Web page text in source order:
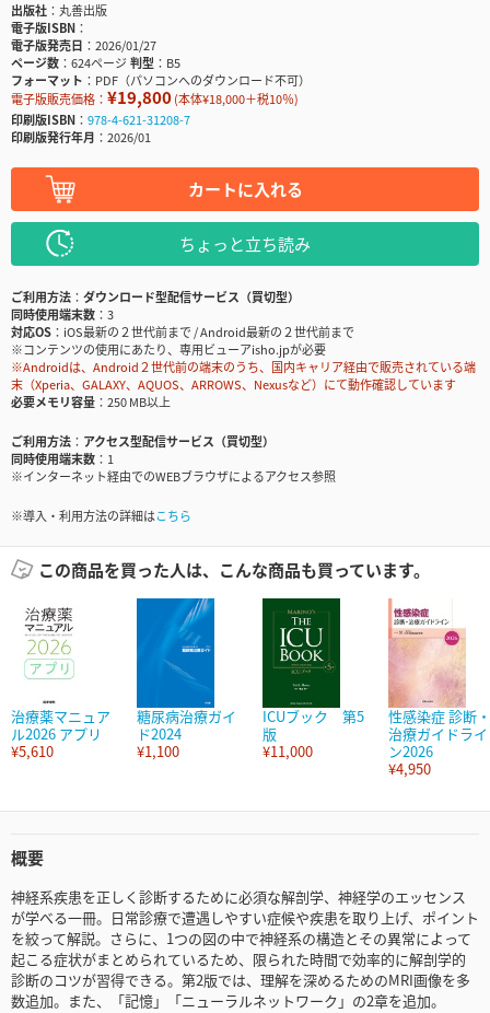
出版社
丸善出版
電子版ISBN
電子版発売日
2026/01/27
ページ数
624ページ判型
B5
フォーマット
PDF（パソコンへのダウンロード不可）
電子版販売価格： ¥19,800(本体¥18,000＋税10％)
印刷版ISBN
978-4-621-31208-7
印刷版発行年月
2026/01
カートに入れる
ちょっと立ち読み
ご利用方法
ダウンロード型配信サービス（買切型）
同時使用端末数
3
対応OS
iOS最新の２世代前まで / Android最新の２世代前まで
※コンテンツの使用にあたり、専用ビューアisho.jpが必要
※Androidは、Android２世代前の端末のうち、国内キャリア経由で販売されている端
末（Xperia、GALAXY、AQUOS、ARROWS、Nexusなど）にて動作確認しています
必要メモリ容量
250 MB以上
ご利用方法
アクセス型配信サービス（買切型）
同時使用端末数
1
※インターネット経由でのWEBブラウザによるアクセス参照
※導入・利用方法の詳細はこちら
この商品を買った人は、こんな商品も買っています。
治療薬マニュア
ル2026 アプリ
¥5,610
糖尿病治療ガイ
ド2024
¥1,100
ICUブック 第5
版
¥11,000
性感染症 診断・
治療ガイドライ
ン2026
¥4,950
概要
神経系疾患を正しく診断するために必須な解剖学、神経学のエッセンス
が学べる一冊。日常診療で遭遇しやすい症候や疾患を取り上げ、ポイント
を絞って解説。さらに、1つの図の中で神経系の構造とその異常によって
起こる症状がまとめられているため、限られた時間で効率的に解剖学的
診断のコツが習得できる。第2版では、理解を深めるためのMRI画像を多
数追加。また、「記憶」「ニューラルネットワーク」の2章を追加。